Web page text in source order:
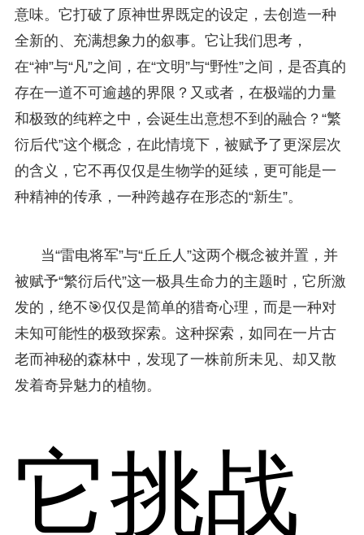
意味。它打破了原神世界既定的设定，去创造一种
全新的、充满想象力的叙事。它让我们思考，
在“神”与“凡”之间，在“文明”与“野性”之间，是否真的
存在一道不可逾越的界限？又或者，在极端的力量
和极致的纯粹之中，会诞生出意想不到的融合？“繁
衍后代”这个概念，在此情境下，被赋予了更深层次
的含义，它不再仅仅是生物学的延续，更可能是一
种精神的传承，一种跨越存在形态的“新生”。
当“雷电将军”与“丘丘人”这两个概念被并置，并
被赋予“繁衍后代”这一极具生命力的主题时，它所激
发的，绝不🎯仅仅是简单的猎奇心理，而是一种对
未知可能性的极致探索。这种探索，如同在一片古
老而神秘的森林中，发现了一株前所未见、却又散
发着奇异魅力的植物。
它挑战